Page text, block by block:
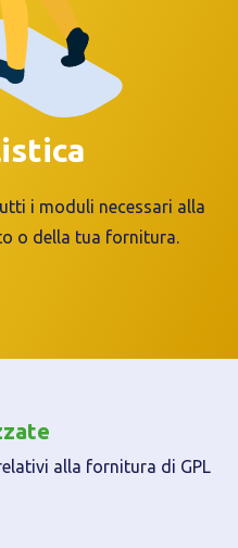
i moduli necessari alla
o della tua fornitura.
alla fornitura di GPL